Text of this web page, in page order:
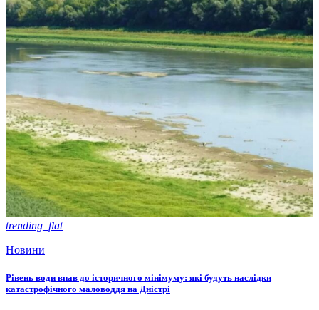
trending_flat
Новини
Рівень води впав до історичного мінімуму: які будуть наслідки
катастрофічного маловоддя на Дністрі